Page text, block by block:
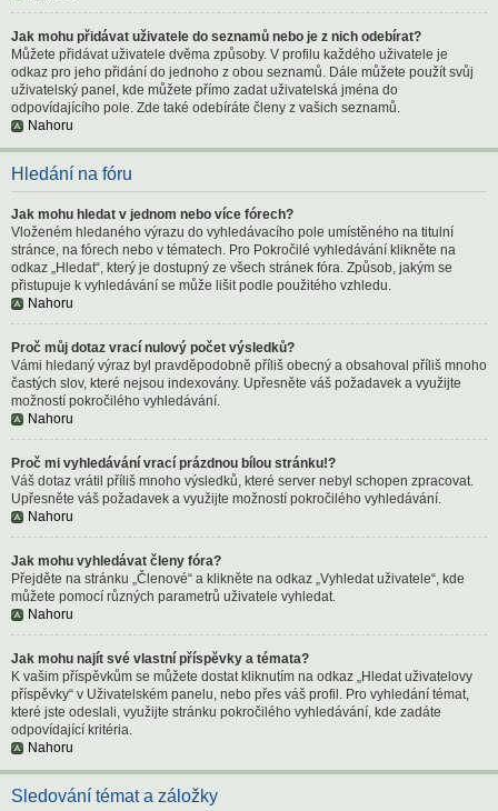
Jak mohu přidávat uživatele do seznamů nebo je z nich odebírat?
Můžete přidávat uživatele dvěma způsoby. V profilu každého uživatele je
odkaz pro jeho přidání do jednoho z obou seznamů. Dále můžete použít svůj
uživatelský panel, kde můžete přímo zadat uživatelská jména do
odpovídajícího pole. Zde také odebíráte členy z vašich seznamů.
Nahoru
Hledání na fóru
Jak mohu hledat v jednom nebo více fórech?
Vloženém hledaného výrazu do vyhledávacího pole umístěného na titulní
stránce, na fórech nebo v tématech. Pro Pokročilé vyhledávání klikněte na
odkaz „Hledat“, který je dostupný ze všech stránek fóra. Způsob, jakým se
přistupuje k vyhledávání se může lišit podle použitého vzhledu.
Nahoru
Proč můj dotaz vrací nulový počet výsledků?
Vámi hledaný výraz byl pravděpodobně příliš obecný a obsahoval příliš mnoho
častých slov, které nejsou indexovány. Upřesněte váš požadavek a využijte
možností pokročilého vyhledávání.
Nahoru
Proč mi vyhledávání vrací prázdnou bílou stránku!?
Váš dotaz vrátil příliš mnoho výsledků, které server nebyl schopen zpracovat.
Upřesněte váš požadavek a využijte možností pokročilého vyhledávání.
Nahoru
Jak mohu vyhledávat členy fóra?
Přejděte na stránku „Členové“ a klikněte na odkaz „Vyhledat uživatele“, kde
můžete pomocí různých parametrů uživatele vyhledat.
Nahoru
Jak mohu najít své vlastní příspěvky a témata?
K vašim příspěvkům se můžete dostat kliknutím na odkaz „Hledat uživatelovy
příspěvky“ v Uživatelském panelu, nebo přes váš profil. Pro vyhledání témat,
které jste odeslali, využijte stránku pokročilého vyhledávání, kde zadáte
odpovídající kritéria.
Nahoru
Sledování témat a záložky